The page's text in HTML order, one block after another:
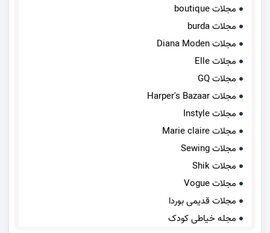
مجلات boutique
مجلات burda
مجلات Diana Moden
مجلات Elle
مجلات GQ
مجلات Harper's Bazaar
مجلات Instyle
مجلات Marie claire
مجلات Sewing
مجلات Shik
مجلات Vogue
مجلات قدیمی بوردا
مجله خیاطی کودک